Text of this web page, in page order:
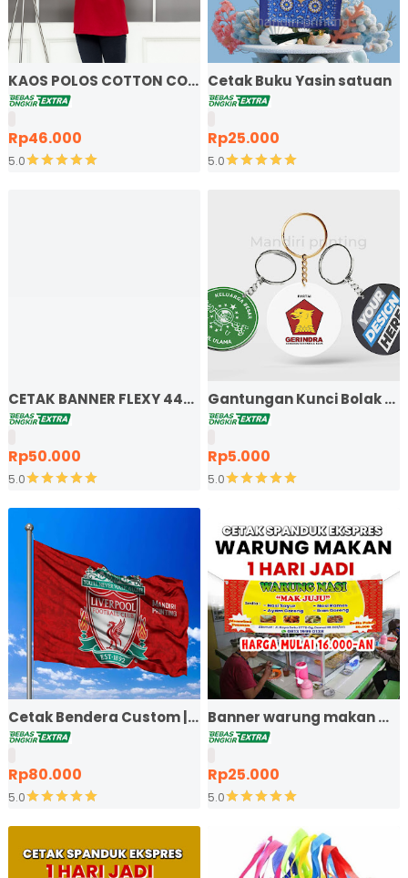
KAOS POLOS COTTON COMBED 24S LENGAN PENDEK
Rp46.000
5.0
Cetak Buku Yasin satuan
Rp25.000
5.0
CETAK BANNER FLEXY 440 BAHAN KOREA
Rp50.000
5.0
Gantungan Kunci Bolak
Rp5.000
5.0
Cetak Bendera Custom | Bendera Komunitas |
Rp80.000
5.0
Banner warung makan
Rp25.000
5.0